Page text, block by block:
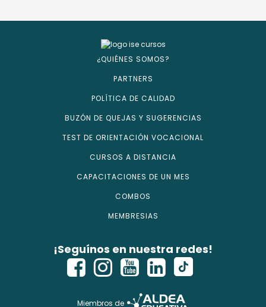
¿QUIÉNES SOMOS?
PARTNERS
POLÍTICA DE CALIDAD
BUZÓN DE QUEJAS Y SUGERENCIAS
TEST DE ORIENTACIÓN VOCACIONAL
CURSOS A DISTANCIA
CAPACITACIONES DE UN MES
COMBOS
MEMBRESIAS
¡Seguínos en nuestra redes!
Miembros de